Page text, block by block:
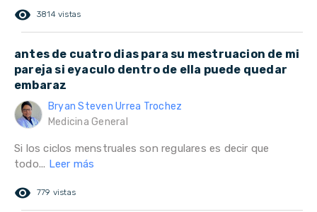
remove_red_eye 3814 vistas
antes de cuatro dias para su mestruacion de mi
pareja si eyaculo dentro de ella puede quedar
embaraz
Bryan Steven Urrea Trochez
Medicina General
Si los ciclos menstruales son regulares es decir que
todo... Leer más
remove_red_eye 779 vistas